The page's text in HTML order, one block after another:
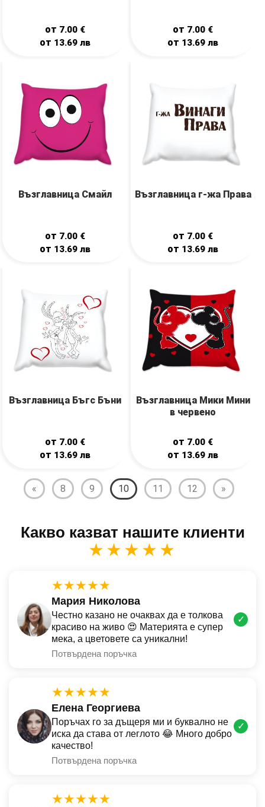
от 7.00 €
от 13.69 лв
от 7.00 €
от 13.69лв
Възглавница Смайл
от 7.00 €
от 13.69 лв
Възглавница г-жа Права
от 7.00 €
от 13.69лв
Възглавница Бъгс Бъни
от 7.00 €
от 13.69 лв
Възглавница Мики Мини
в червено
от 7.00 €
от 13.69лв
« 8 9 10 11 12 »
Какво казват нашите клиенти
★★★★★
★★★★★
Мария Николова
Честно казано не очаквах да е толкова
красиво на живо 😍 Материята е супер
мека, а цветовете са уникални!
Потвърдена поръчка
✓
★★★★★
Елена Георгиева
Поръчах го за дъщеря ми и буквално не
иска да става от леглото 😂 Много добро
качество!
Потвърдена поръчка
✓
★★★★★